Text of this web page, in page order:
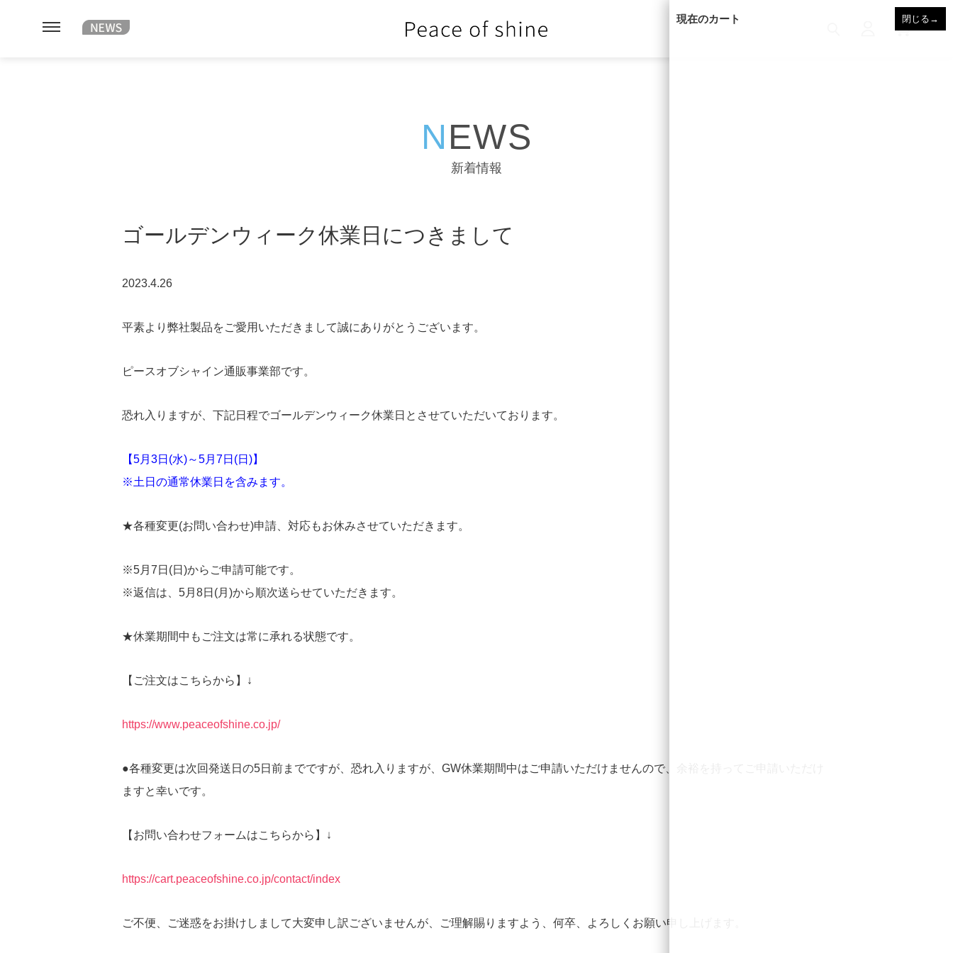
現在のカート 閉じる →
NEWS
新着情報
ゴールデンウィーク休業日につきまして
2023.4.26
平素より弊社製品をご愛用いただきまして誠にありがとうございます。
ピースオブシャイン通販事業部です。
恐れ入りますが、下記日程でゴールデンウィーク休業日とさせていただいております。
【5月3日(水)～5月7日(日)】
※土日の通常休業日を含みます。
★各種変更(お問い合わせ)申請、対応もお休みさせていただきます。
※5月7日(日)からご申請可能です。
※返信は、5月8日(月)から順次送らせていただきます。
★休業期間中もご注文は常に承れる状態です。
【ご注文はこちらから】↓
https://www.peaceofshine.co.jp/
●各種変更は次回発送日の5日前までですが、恐れ入りますが、GW休業期間中はご申請いただけませんので、余裕を持ってご申請いただけ
ますと幸いです。
【お問い合わせフォームはこちらから】↓
https://cart.peaceofshine.co.jp/contact/index
ご不便、ご迷惑をお掛けしまして大変申し訳ございませんが、ご理解賜りますよう、何卒、よろしくお願い申し上げます。